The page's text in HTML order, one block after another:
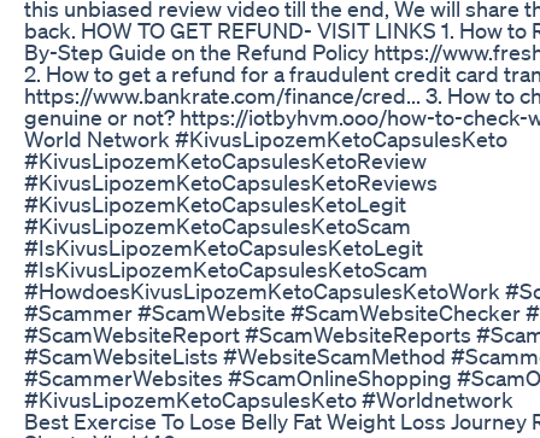
this unbiased review video till the end, We will share
back. HOW TO GET REFUND- VISIT LINKS 1. How
By-Step Guide on the Refund Policy https://
2. How to get a refund for a fraudulent credit card
https://www.bankrate.com/finance/cred... 3. How to
genuine or not? https://iotbyhvm.ooo/how-to-check-
World Network #KivusLipozemKetoCapsulesKeto
#KivusLipozemKetoCapsulesKetoReview
#KivusLipozemKetoCapsulesKetoReviews
#KivusLipozemKetoCapsulesKetoLegit
#KivusLipozemKetoCapsulesKetoScam
#IsKivusLipozemKetoCapsulesKetoLegit
#IsKivusLipozemKetoCapsulesKetoScam
#HowdoesKivusLipozemKetoCapsulesKetoWork
#Scammer #ScamWebsite #ScamWebsiteChecker
#ScamWebsiteReport #ScamWebsiteReports
#ScamWebsiteLists #WebsiteScamMethod
#ScammerWebsites #ScamOnlineShopping
#KivusLipozemKetoCapsulesKeto #Worldnetwork
Best Exercise To Lose Belly Fat Weight Loss Journey